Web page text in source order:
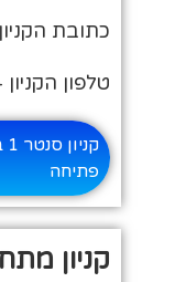
כתובת הקניון -
טלפון הקניון - 02-
פתיחה
קניון